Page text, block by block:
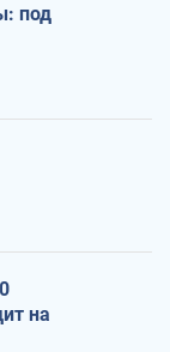
под
на